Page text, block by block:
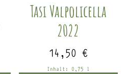
Tasi Valpolicella
2022
14,50€
Inhalt: 0,75 l